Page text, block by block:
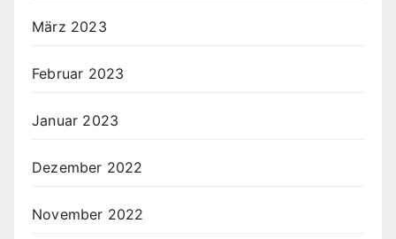
März 2023
Februar 2023
Januar 2023
Dezember 2022
November 2022